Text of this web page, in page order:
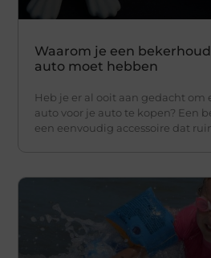
Waarom je een
auto moet hebben
Heb je er al ooit aan gedacht om
auto voor je auto te kopen? Een
een eenvoudig accessoire dat